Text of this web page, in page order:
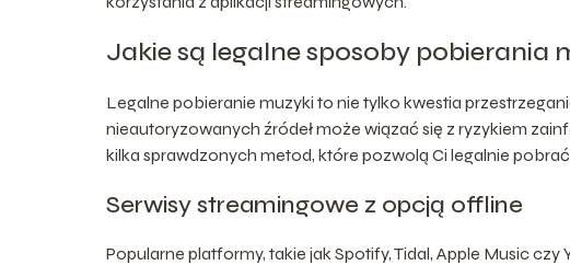
Jakie są legalne sposoby pobierania
Legalne pobieranie muzyki to nie tylko kwestia
nieautoryzowanych źródeł może wiązać się z ryzykiem
kilka sprawdzonych metod, które pozwolą Ci legalnie
Serwisy streamingowe z opcją offline
Popularne platformy, takie jak Spotify, Tidal, Apple Music